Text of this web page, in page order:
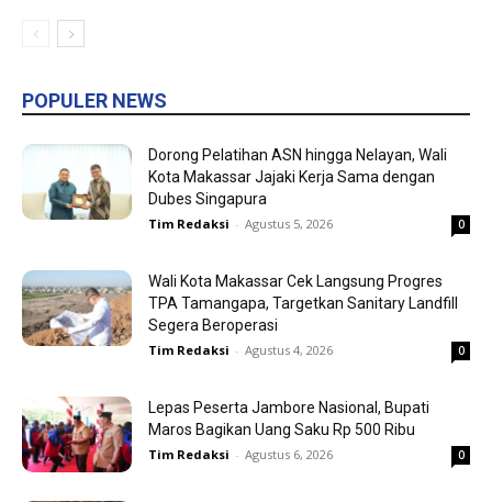
POPULER NEWS
Dorong Pelatihan ASN hingga Nelayan, Wali
Kota Makassar Jajaki Kerja Sama dengan
Dubes Singapura
Tim Redaksi - Agustus 5, 2026 0
Wali Kota Makassar Cek Langsung Progres
TPA Tamangapa, Targetkan Sanitary Landfill
Segera Beroperasi
Tim Redaksi - Agustus 4, 2026 0
Lepas Peserta Jambore Nasional, Bupati
Maros Bagikan Uang Saku Rp 500 Ribu
Tim Redaksi - Agustus 6, 2026 0